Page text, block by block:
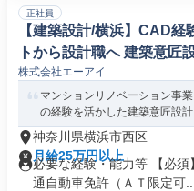
正社員
【建築設計/横浜】CAD
トから設計職へ 建築意匠
株式会社エーアイ
マンションリノベーション事
の経験を活かした建築意匠設
神奈川県横浜市西区
月給25万円以上
必要な経験・能力等 【必
通自動車免許（ＡＴ限定可...